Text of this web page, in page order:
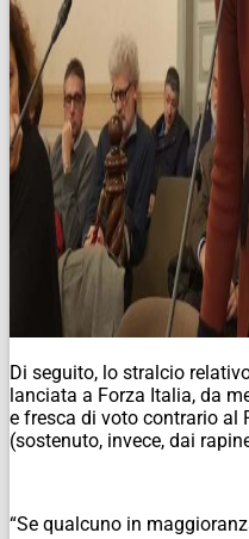
Di seguito, lo stralcio
lanciata a Forza Italia, da
e fresca di voto contrario al
(sostenuto, invece, dai
“Se qualcuno in